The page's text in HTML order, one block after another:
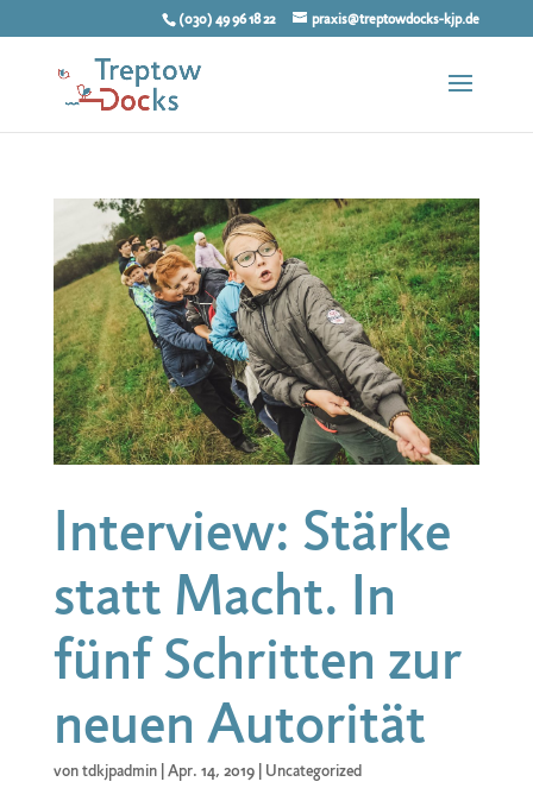
(030) 49 96 18 22 praxis@treptowdocks-kjp.de
Interview: Stärke
statt Macht. In
fünf Schritten zur
neuen Autorität
vontdkjpadmin| Apr. 14, 2019| Uncategorized